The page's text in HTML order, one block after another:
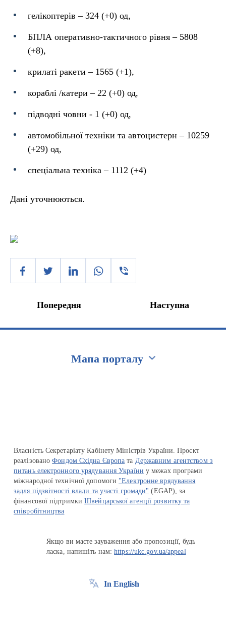
гелікоптерів – 324 (+0) од,
БПЛА оперативно-тактичного рівня – 5808
(+8),
крилаті ракети ‒ 1565 (+1),
кораблі /катери ‒ 22 (+0) од,
підводні човни - 1 (+0) од,
автомобільної техніки та автоцистерн – 10259
(+29) од,
спеціальна техніка ‒ 1112 (+4)
Дані уточнюються.
Попередня Наступна
Мапа порталу
Власність Секретаріату Кабінету Міністрів України. Проєкт
реалізованоФондом Східна Європа та Державним агентством з
питань електронного урядування України у межах програми
міжнародної технічної допомоги "Електронне врядування
задля підзвітності влади та участі громади" (EGAP), за
фінансової підтримкиШвейцарської агенції розвитку та
співробітництва
Якщо ви маєте зауваження або пропозиції, будь
ласка, напишіть нам:https://ukc.gov.ua/appeal
In English